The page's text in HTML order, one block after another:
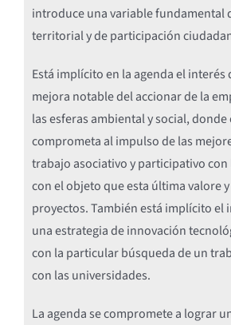
introduce una variable fundamental
territorial y de participación
Está implícito en la agenda el interés
mejora notable del accionar de la
las esferas ambiental y social, donde
comprometa al impulso de las
trabajo asociativo y participativo
con el objeto que esta última valore
proyectos. También está implícito el
una estrategia de innovación
con la particular búsqueda de un
con las universidades.
La agenda se compromete a lograr